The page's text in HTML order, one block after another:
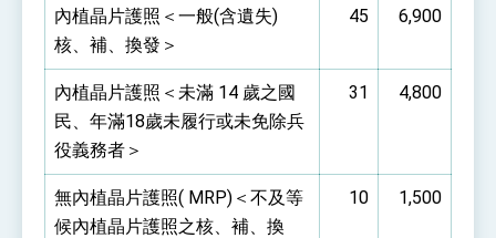
內植晶片護照＜一般(含遺失)
核、補、換發＞
45 6,900
內植晶片護照＜未滿 14 歲之國
民、年滿18歲未履行或未免除兵
役義務者＞
31 4,800
無內植晶片護照( MRP)＜不及等
候內植晶片護照之核、補、換
10 1,500